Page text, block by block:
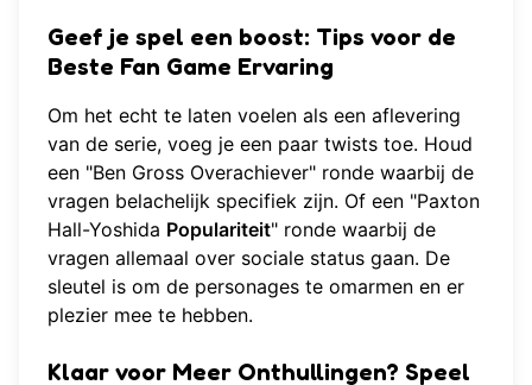
Geef je spel een boost: Tips voor de
Beste Fan Game Ervaring
Om het echt te laten voelen als een aflevering
van de serie, voeg je een paar twists toe. Houd
een "Ben Gross Overachiever" ronde waarbij de
vragen belachelijk specifiek zijn. Of een "Paxton
Hall-Yoshida Populariteit" ronde waarbij de
vragen allemaal over sociale status gaan. De
sleutel is om de personages te omarmen en er
plezier mee te hebben.
Klaar voor Meer Onthullingen? Speel